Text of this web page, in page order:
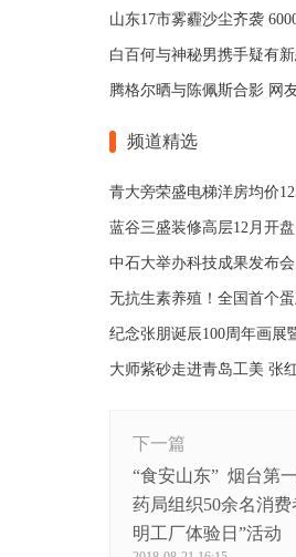
山东17市雾霾沙尘齐袭
白百何与神秘男携手疑有
腾格尔晒与陈佩斯合影 网
频道精选
下一篇
“食安山东” 烟台第
药局组织50余名消
明工厂体验日”活动